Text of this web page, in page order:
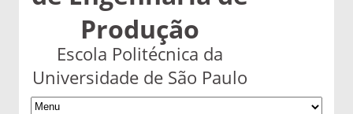
Produção
Escola Politécnica da
Universidade de São Paulo